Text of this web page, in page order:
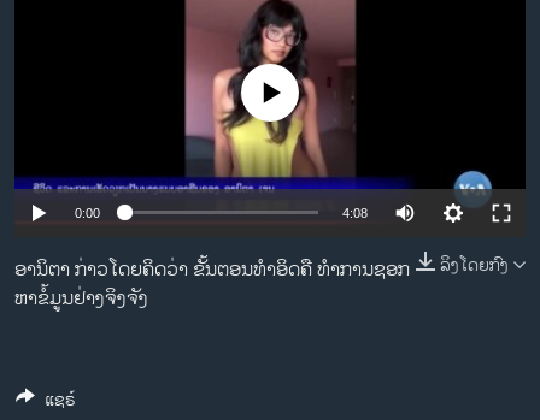
ວິທະຍາສາດ-ເທັກໂນໂລຈີ
ທຸລະກິດ
ພາສາອັງກິດ
ວີດີໂອ
ຕິດຕາມພວກເຮົາ ທີ່
No media source currently available
0:00 4:08
240p ລິງໂດຍກົງ
ອານິຕາ ກ່າວໂດຍຄິດວ່າ ຂັ້ນຕອນທໍາອິດຄື ທໍາການຊອກ
ຫາຂໍ້ມູນຢ່າງຈິງຈັງ
ແຊຣ໌